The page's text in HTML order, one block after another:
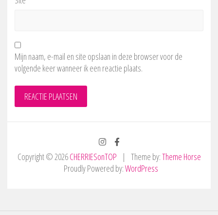
Mijn naam, e-mail en site opslaan in deze browser voor de
volgende keer wanneer ik een reactie plaats.
Copyright © 2026CHERRIESonTOP Theme by:Theme Horse
Proudly Powered by:WordPress